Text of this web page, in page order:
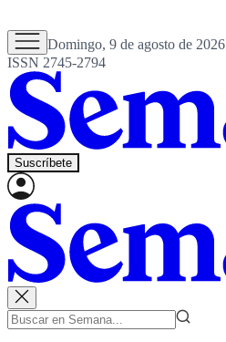
Domingo, 9 de agosto de 2026
ISSN 2745-2794
Suscríbete